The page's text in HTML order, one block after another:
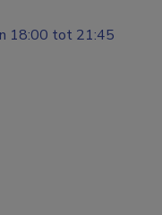
18:00 tot 21:45